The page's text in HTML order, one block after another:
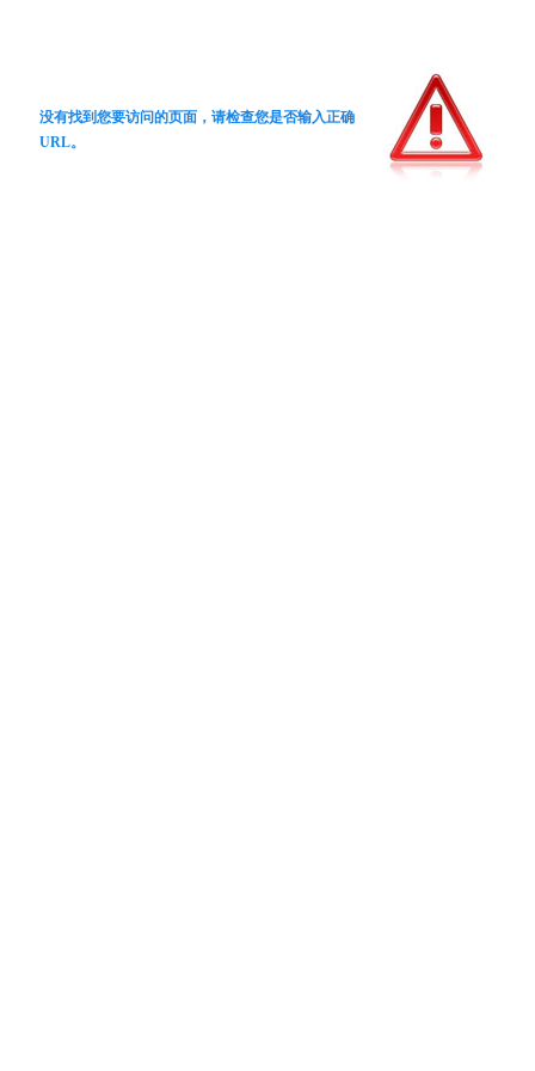
没有找到您要访问的页面，请检查您是否输入正确
URL。